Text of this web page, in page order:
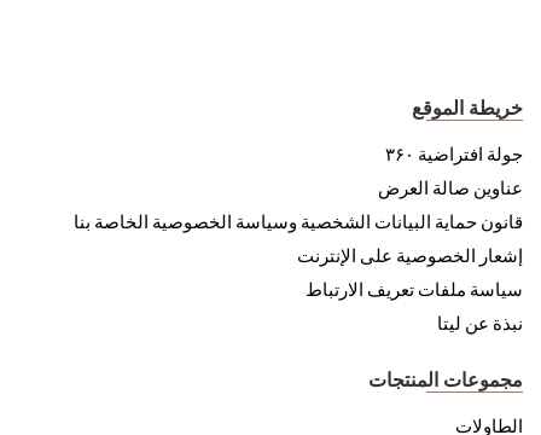
خريطة الموقع
جولة افتراضية ۳۶۰
عناوين صالة العرض
قانون حماية البيانات الشخصية وسياسة الخصوصية الخاصة بنا
إشعار الخصوصية على الإنترنت
سياسة ملفات تعريف الارتباط
نبذة عن ليتا
مجموعات المنتجات
الطاولات